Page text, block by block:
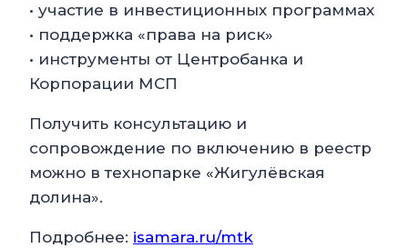
• участие в инвестиционных программах
• поддержка «права на риск»
• инструменты от Центробанка и
Корпорации МСП
Получить консультацию и
сопровождение по включению в реестр
можно в технопарке «Жигулёвская
долина».
Подробнее: isamara.ru/mtk